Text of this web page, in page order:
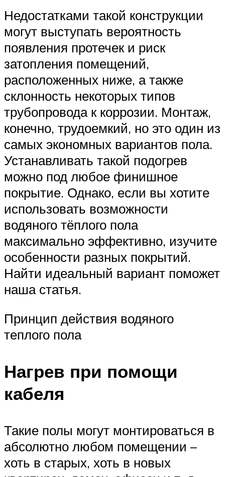
Недостатками такой конструкции
могут выступать вероятность
появления протечек и риск
затопления помещений,
расположенных ниже, а также
склонность некоторых типов
трубопровода к коррозии. Монтаж,
конечно, трудоемкий, но это один из
самых экономных вариантов пола.
Устанавливать такой подогрев
можно под любое финишное
покрытие. Однако, если вы хотите
использовать возможности
водяного тёплого пола
максимально эффективно, изучите
особенности разных покрытий.
Найти идеальный вариант поможет
наша статья.
Принцип действия водяного
теплого пола
Нагрев при помощи
кабеля
Такие полы могут монтироваться в
абсолютно любом помещении –
хоть в старых, хоть в новых